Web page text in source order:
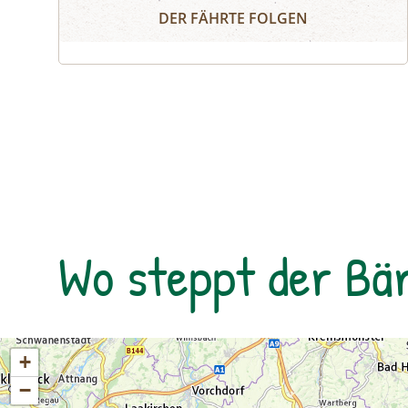
essen, Alpakas versorgen, Wassermonster
fangen, Fährtenlesen lernen, Höhlen
Terminen durchgeführt werden. ⁠
Naturerlebnis
DER FÄHRTE FOLGEN
Wo steppt der
+
−